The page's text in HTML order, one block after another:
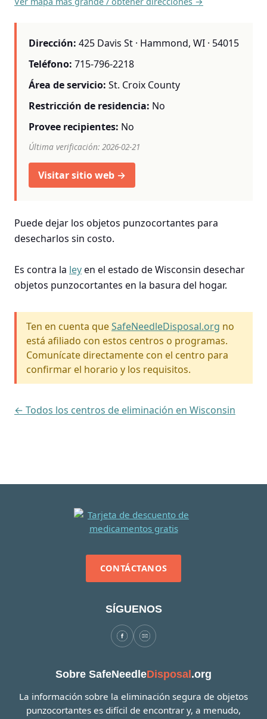
Dirección: 425 Davis St · Hammond, WI · 54015
Teléfono: 715-796-2218
Área de servicio: St. Croix County
Restricción de residencia: No
Provee recipientes: No
Última verificación: 2026-02-21
Visitar sitio web →
Puede dejar los objetos punzocortantes para
desecharlos sin costo.
Es contra la leyen el estado de Wisconsin desechar
objetos punzocortantes en la basura del hogar.
Ten en cuenta queSafeNeedleDisposal.org no
está afiliado con estos centros o programas.
Comunícate directamente con el centro para
confirmar el horario y los requisitos.
← Todos los centros de eliminación en Wisconsin
CONTÁCTANOS
SÍGUENOS
Sobre SafeNeedleDisposal.org
La información sobre la eliminación segura de objetos
punzocortantes es difícil de encontrar y, a menudo,